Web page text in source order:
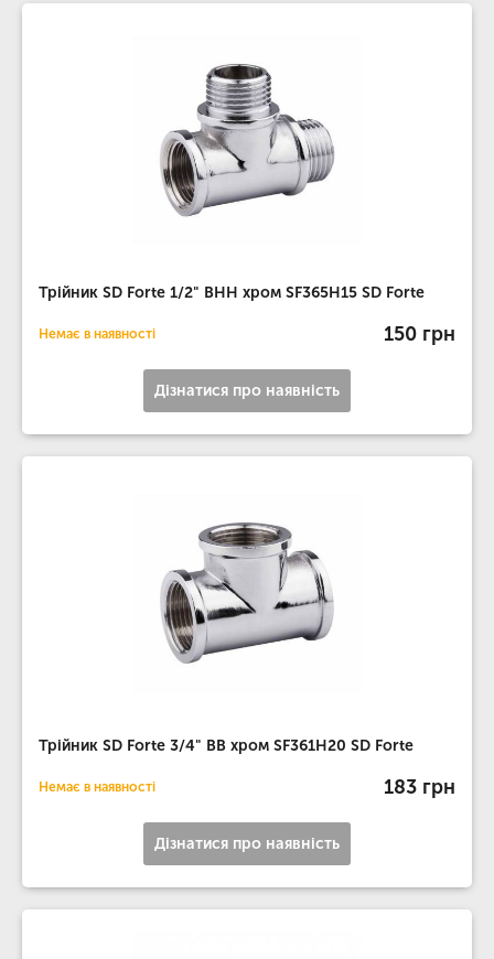
Трійник SD Forte 1/2" ВНН хром SF365H15 SD Forte
Немає в наявності 150 грн
Дізнатися про наявність
Трійник SD Forte 3/4" ВВ хром SF361H20 SD Forte
Немає в наявності 183 грн
Дізнатися про наявність